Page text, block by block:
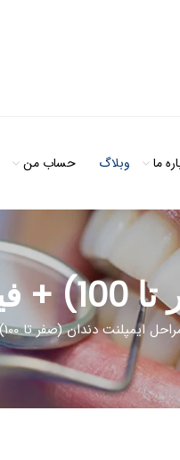
ما وبلاگ حساب من
عکس
ایمپلنت دندان (صفر تا 100) + فیلم و عکس